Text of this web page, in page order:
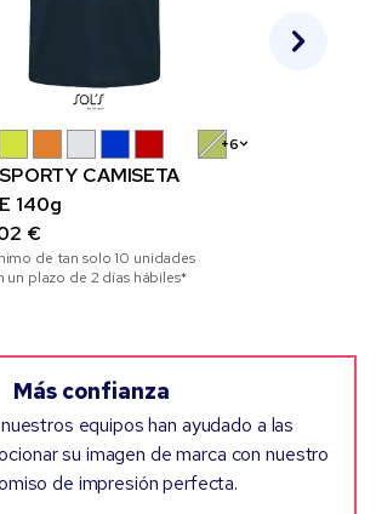
+6
CAMISETA
140g
€
de tan solo 10 unidades
un plazo de 2 días hábiles*
Más confianza
equipos han ayudado a las
su imagen de marca con nuestro
de impresión perfecta.